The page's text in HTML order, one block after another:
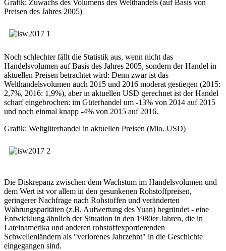
Grafik: Zuwachs des Volumens des Welthandels (auf Basis von
Preisen des Jahres 2005)
Noch schlechter fällt die Statistik aus, wenn nicht das
Handelsvolumen auf Basis des Jahres 2005, sondern der Handel in
aktuellen Preisen betrachtet wird: Denn zwar ist das
Welthandelsvolumen auch 2015 und 2016 moderat gestiegen (2015:
2,7%, 2016: 1,9%), aber in aktuellen USD gerechnet ist der Handel
scharf eingebrochen: im Güterhandel um -13% von 2014 auf 2015
und noch einmal knapp -4% von 2015 auf 2016.
Grafik: Weltgüterhandel in aktuellen Preisen (Mio. USD)
Die Diskrepanz zwischen dem Wachstum im Handelsvolumen und
dem Wert ist vor allem in den gesunkenen Rohstoffpreisen,
geringerer Nachfrage nach Rohstoffen und veränderten
Währungsparitäten (z.B. Aufwertung des Yuan) begründet - eine
Entwicklung ähnlich der Situation in den 1980er Jahren, die in
Lateinamerika und anderen rohstoffexportierenden
Schwellenländern als "verlorenes Jahrzehnt" in die Geschichte
eingegangen sind.